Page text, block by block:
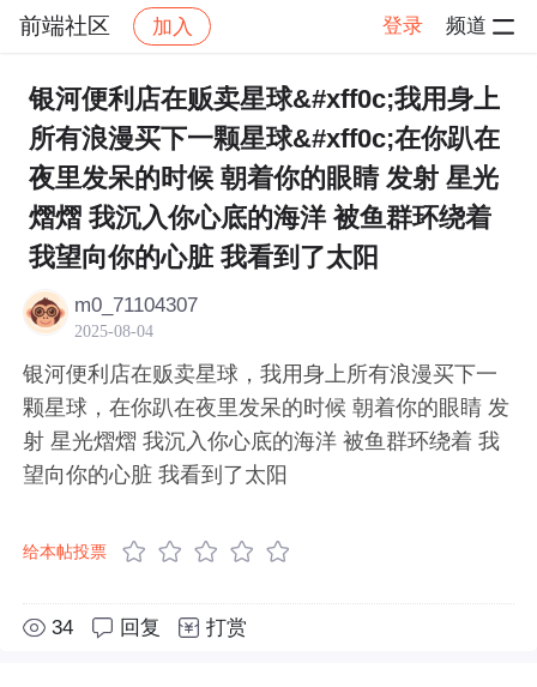
前端社区 加入 登录 频道
社区 前端社区 感慨 帖子详情
银河便利店在贩卖星球&#xff0c;我用身上
所有浪漫买下一颗星球&#xff0c;在你趴在
夜里发呆的时候 朝着你的眼睛 发射 星光
熠熠 我沉入你心底的海洋 被鱼群环绕着
我望向你的心脏 我看到了太阳
m0_71104307
2025-08-04
银河便利店在贩卖星球，我用身上所有浪漫买下一
颗星球，在你趴在夜里发呆的时候 朝着你的眼睛 发
射 星光熠熠 我沉入你心底的海洋 被鱼群环绕着 我
望向你的心脏 我看到了太阳
给本帖投票
34 回复 打赏